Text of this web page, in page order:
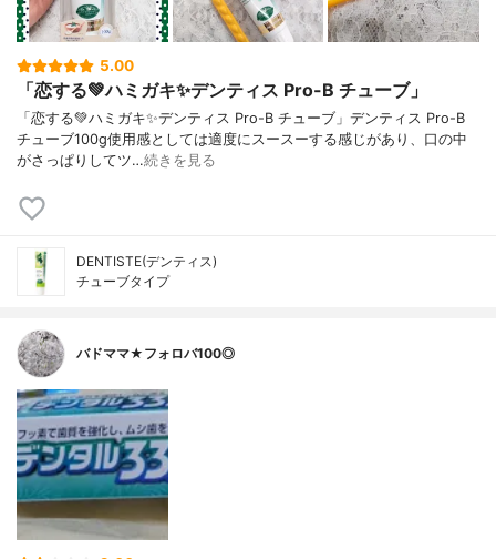
5.00
「恋する💚ハミガキ✨デンティス Pro-B チューブ」
「恋する💚ハミガキ✨デンティス Pro-B チューブ」デンティス Pro-B
チューブ100g使用感としては適度にスースーする感じがあり、口の中
がさっぱりしてツ…続きを見る
DENTISTE(デンティス)
チューブタイプ
バドママ★フォロバ100◎